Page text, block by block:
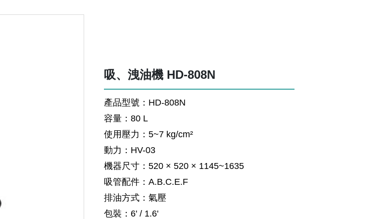
吸、洩油機 HD-808N
產品型號：HD-808N
容量：80 L
使用壓力：5~7 kg/cm²
動力：HV-03
機器尺寸：520 × 520 × 1145~1635
吸管配件：A.B.C.E.F
排油方式：氣壓
包裝：6' / 1.6'